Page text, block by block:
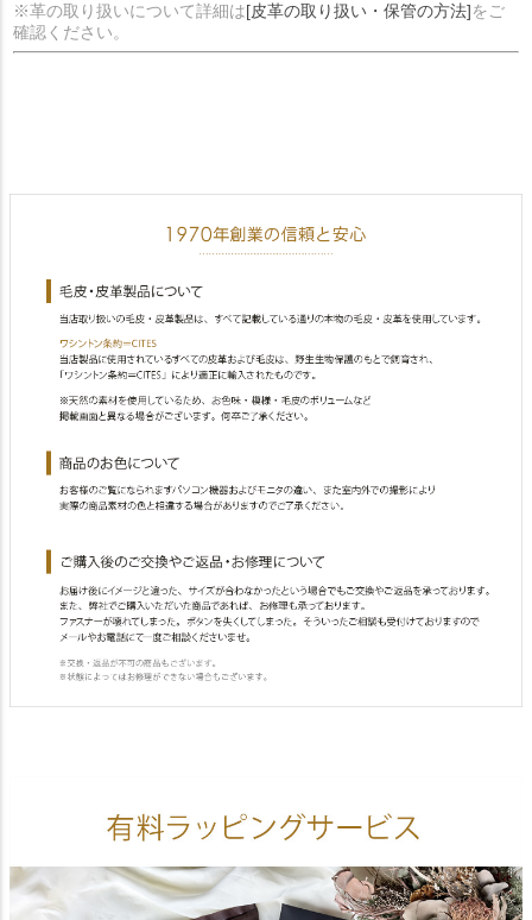
※革の取り扱いについて詳細は[皮革の取り扱い・保管の方法]をご
確認ください。